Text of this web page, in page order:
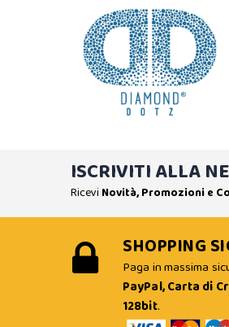
ISCRIVITI ALLA
Ricevi Novità, Promozioni e
SHOPPING
Paga in massima
PayPal, Carta di
128bit.